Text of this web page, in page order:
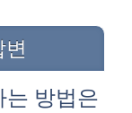
방법은